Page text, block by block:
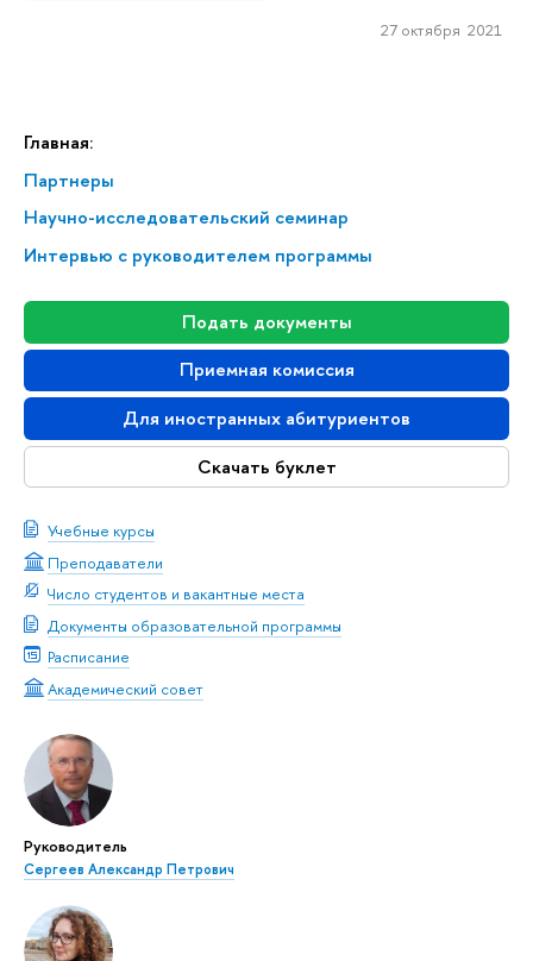
Главная:
Партнеры
Научно-исследовательский семинар
Интервью с руководителем программы
Подать документы
Приемная комиссия
Для иностранных абитуриентов
Скачать буклет
Учебные курсы
Преподаватели
Число студентов и вакантные места
Документы образовательной программы
Расписание
Академический совет
Руководитель
Сергеев Александр Петрович
27 октября 2021